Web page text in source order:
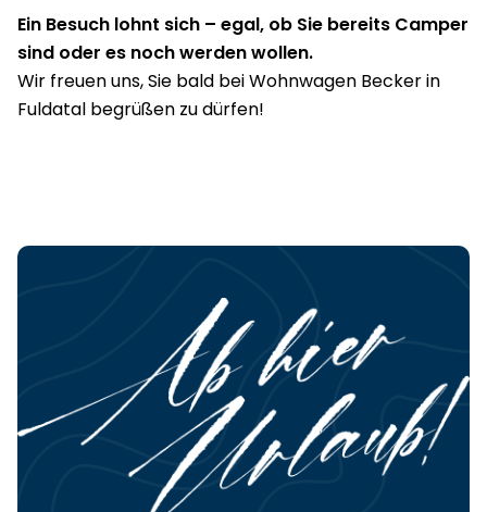
Ein Besuch lohnt sich – egal, ob Sie bereits Camper
sind oder es noch werden wollen.
Wir freuen uns, Sie bald bei Wohnwagen Becker in
Fuldatal begrüßen zu dürfen!